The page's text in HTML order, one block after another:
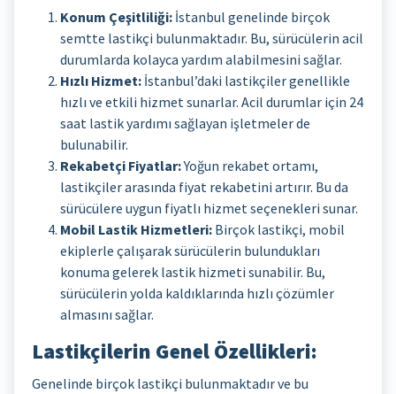
Konum Çeşitliliği: İstanbul genelinde birçok
semtte lastikçi bulunmaktadır. Bu, sürücülerin acil
durumlarda kolayca yardım alabilmesini sağlar.
Hızlı Hizmet: İstanbul’daki lastikçiler genellikle
hızlı ve etkili hizmet sunarlar. Acil durumlar için 24
saat lastik yardımı sağlayan işletmeler de
bulunabilir.
Rekabetçi Fiyatlar:Yoğun rekabet ortamı,
lastikçiler arasında fiyat rekabetini artırır. Bu da
sürücülere uygun fiyatlı hizmet seçenekleri sunar.
Mobil Lastik Hizmetleri: Birçok lastikçi, mobil
ekiplerle çalışarak sürücülerin bulundukları
konuma gelerek lastik hizmeti sunabilir. Bu,
sürücülerin yolda kaldıklarında hızlı çözümler
almasını sağlar.
Lastikçilerin Genel Özellikleri:
Genelinde birçok lastikçi bulunmaktadır ve bu